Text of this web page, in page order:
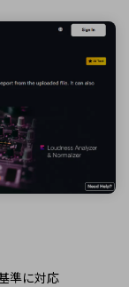
準に対応